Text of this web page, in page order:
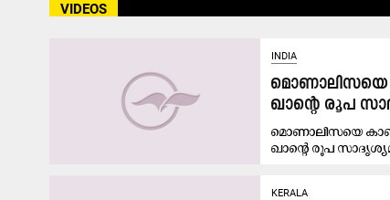
VIDEOS
INDIA
മൊണാലിസയെ
ഖാന്‍റെ രൂപ
മൊണാലിസയെ
ഖാന്‍റെ രൂപ
KERALA